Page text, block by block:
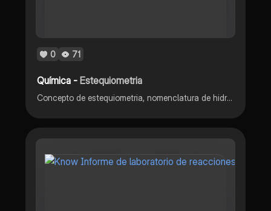
0 71
Química -Estequiometria
Concepto de estequiometria, nomenclatura de hidrocarburos y tipos de reacciones quimicas